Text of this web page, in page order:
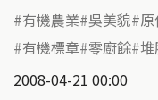
有機農業 吳美貌
有機標章 零廚餘
2008-04-21 00:00